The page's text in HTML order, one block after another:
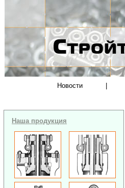
Новости
Наша продукция